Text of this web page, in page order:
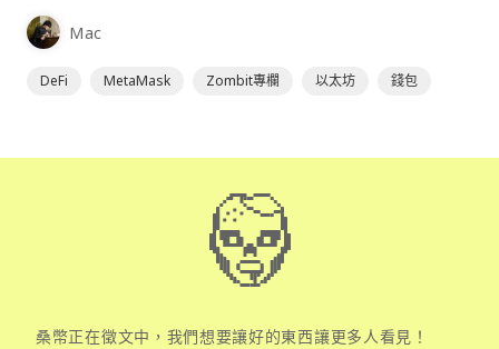
為插件使用，具備許多功能且使用上非常方便。
Mac
DeFi MetaMask Zombit專欄 以太坊 錢包
桑幣正在徵文中，我們想要讓好的東西讓更多人看見！